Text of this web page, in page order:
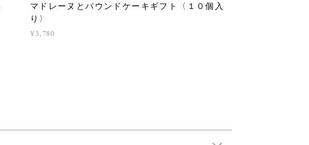
マドレーヌとパウンドケーキギフト〈１０個入
り〉
¥3,780